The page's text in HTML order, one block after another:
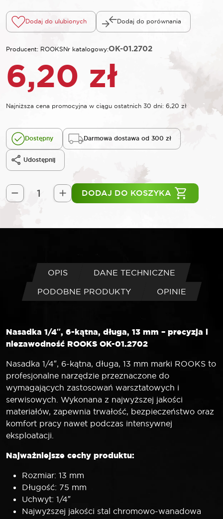
Dodaj do ulubionych Dodaj do porównania
Producent: ROOKSNr katalogowy:OK-01.2702
6,20 zł
Najniższa cena promocyjna w ciągu ostatnich 30 dni: 6,20 zł
Dostępny Darmowa dostawa od 300 zł
Udostępnij
ilość
długa
mm
DODAJ DO KOSZYKA
OPIS
DANE TECHNICZNE
PODOBNE PRODUKTY
OPINIE
Nasadka 1/4″, 6-kątna, długa, 13 mm – precyzja i
niezawodność ROOKS OK-01.2702
Nasadka 1/4″, 6-kątna, długa, 13 mm marki ROOKS to
profesjonalne narzędzie przeznaczone do
wymagających zastosowań warsztatowych i
serwisowych. Wykonana z najwyższej jakości
materiałów, zapewnia trwałość, bezpieczeństwo oraz
komfort pracy nawet podczas intensywnej
eksploatacji.
Najważniejsze cechy produktu:
Rozmiar: 13 mm
Długość: 75 mm
Uchwyt: 1/4″
Najwyższej jakości stal chromowo-wanadowa